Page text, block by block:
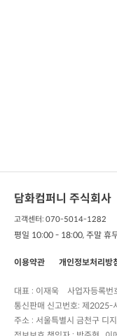
담화컴퍼니 주식회사
고객센터: 070-5014-1282
평일 10:00 - 18:00, 주말 휴
이용약관 개인정보처리방
대표 : 이재욱 사업자등록번
통신판매 신고번호: 제2025-
주소 : 서울특별시 금천구 디